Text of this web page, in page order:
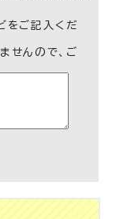
をご記入くだ
せんので、ご